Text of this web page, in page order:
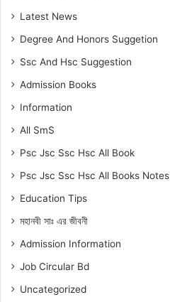
Latest News
Degree And Honors Suggetion
Ssc And Hsc Suggestion
Admission Books
Information
All SmS
Psc Jsc Ssc Hsc All Book
Psc Jsc Ssc Hsc All Books Notes
Education Tips
মহানবী সাঃ এর জীবনী
Admission Information
Job Circular Bd
Uncategorized